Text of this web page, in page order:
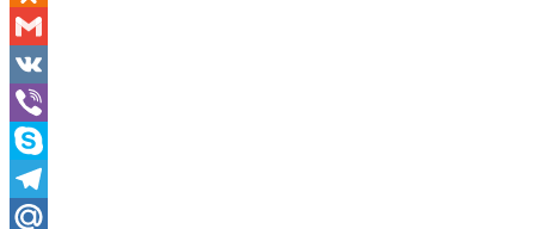
Odnoklassniki
Gmail
VK
Viber
Skype
Telegram